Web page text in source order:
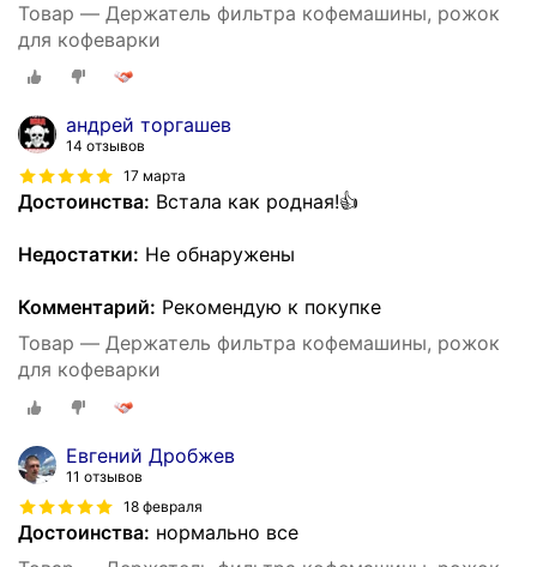
Товар — Держатель фильтра кофемашины, рожок
для кофеварки
андрей торгашев
14 отзывов
17 марта
Достоинства: Встала как родная!👍
Недостатки: Не обнаружены
Комментарий: Рекомендую к покупке
Товар — Держатель фильтра кофемашины, рожок
для кофеварки
Евгений Дробжев
11 отзывов
18 февраля
Достоинства: нормально все